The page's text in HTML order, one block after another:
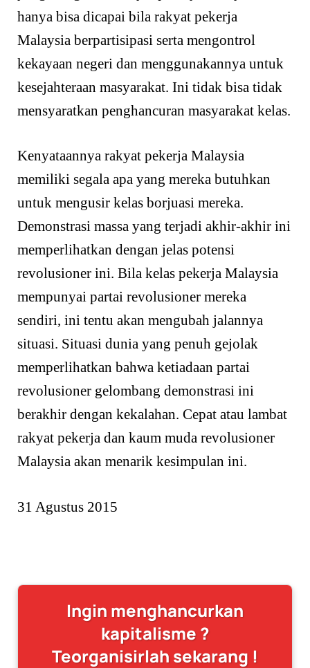
hanya bisa dicapai bila rakyat pekerja
Malaysia berpartisipasi serta mengontrol
kekayaan negeri dan menggunakannya untuk
kesejahteraan masyarakat. Ini tidak bisa tidak
mensyaratkan penghancuran masyarakat kelas.
Kenyataannya rakyat pekerja Malaysia
memiliki segala apa yang mereka butuhkan
untuk mengusir kelas borjuasi mereka.
Demonstrasi massa yang terjadi akhir-akhir ini
memperlihatkan dengan jelas potensi
revolusioner ini. Bila kelas pekerja Malaysia
mempunyai partai revolusioner mereka
sendiri, ini tentu akan mengubah jalannya
situasi. Situasi dunia yang penuh gejolak
memperlihatkan bahwa ketiadaan partai
revolusioner gelombang demonstrasi ini
berakhir dengan kekalahan. Cepat atau lambat
rakyat pekerja dan kaum muda revolusioner
Malaysia akan menarik kesimpulan ini.
31 Agustus 2015
Ingin menghancurkan
kapitalisme ?
Teorganisirlah sekarang !